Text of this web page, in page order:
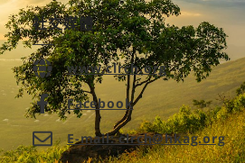
社交媒體
www.clrch.org
Facebook
E-mail: clrch@hkag.org